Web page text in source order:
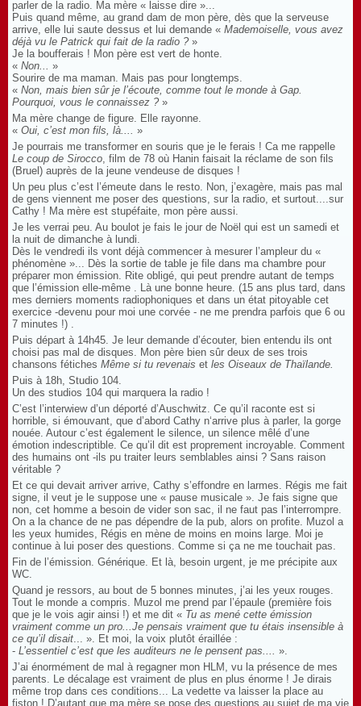
parler de la radio. Ma mère « laisse dire »...
Puis quand même, au grand dam de mon père, dès que la serveuse
arrive, elle lui saute dessus et lui demande « Mademoiselle, vous avez
déjà vu le Patrick qui fait de la radio ? »
Je la boufferais ! Mon père est vert de honte.
« Non... »
Sourire de ma maman. Mais pas pour longtemps.
« Non, mais bien sûr je l’écoute, comme tout le monde à Gap.
Pourquoi, vous le connaissez ? »
Ma mère change de figure. Elle rayonne.
« Oui, c’est mon fils, là.... »
Je pourrais me transformer en souris que je le ferais ! Ca me rappelle
Le coup de Sirocco, film de 78 où Hanin faisait la réclame de son fils
(Bruel) auprès de la jeune vendeuse de disques !
Un peu plus c’est l’émeute dans le resto. Non, j’exagère, mais pas mal
de gens viennent me poser des questions, sur la radio, et surtout....sur
Cathy ! Ma mère est stupéfaite, mon père aussi.
Je les verrai peu. Au boulot je fais le jour de Noël qui est un samedi et
la nuit de dimanche à lundi.
Dès le vendredi ils vont déjà commencer à mesurer l’ampleur du «
phénomène »... Dès la sortie de table je file dans ma chambre pour
préparer mon émission. Rite obligé, qui peut prendre autant de temps
que l’émission elle-même . Là une bonne heure. (15 ans plus tard, dans
mes derniers moments radiophoniques et dans un état pitoyable cet
exercice -devenu pour moi une corvée - ne me prendra parfois que 6 ou
7 minutes !) .
Puis départ à 14h45. Je leur demande d’écouter, bien entendu ils ont
choisi pas mal de disques. Mon père bien sûr deux de ses trois
chansons fétiches Même si tu revenais et les Oiseaux de Thaïlande.
Puis à 18h, Studio 104.
Un des studios 104 qui marquera la radio !
C’est l’interwiew d’un déporté d’Auschwitz. Ce qu’il raconte est si
horrible, si émouvant, que d’abord Cathy n‘arrive plus à parler, la gorge
nouée. Autour c’est également le silence, un silence mêlé d’une
émotion indescriptible. Ce qu’il dit est proprement incroyable. Comment
des humains ont -ils pu traiter leurs semblables ainsi ? Sans raison
véritable ?
Et ce qui devait arriver arrive, Cathy s’effondre en larmes. Régis me fait
signe, il veut je le suppose une « pause musicale ». Je fais signe que
non, cet homme a besoin de vider son sac, il ne faut pas l’interrompre.
On a la chance de ne pas dépendre de la pub, alors on profite. Muzol a
les yeux humides, Régis en mène de moins en moins large. Moi je
continue à lui poser des questions. Comme si ça ne me touchait pas.
Fin de l’émission. Générique. Et là, besoin urgent, je me précipite aux
WC.
Quand je ressors, au bout de 5 bonnes minutes, j’ai les yeux rouges.
Tout le monde a compris. Muzol me prend par l’épaule (première fois
que je le vois agir ainsi !) et me dit « Tu as mené cette émission
vraiment comme un pro...Je pensais vraiment que tu étais insensible à
ce qu’il disait... ». Et moi, la voix plutôt éraillée :
- L’essentiel c’est que les auditeurs ne le pensent pas.... ».
J’ai énormément de mal à regagner mon HLM, vu la présence de mes
parents. Le décalage est vraiment de plus en plus énorme ! Je dirais
même trop dans ces conditions... La vedette va laisser la place au
fiston ! D’autant que ma mère se pose des questions au sujet de ma vie